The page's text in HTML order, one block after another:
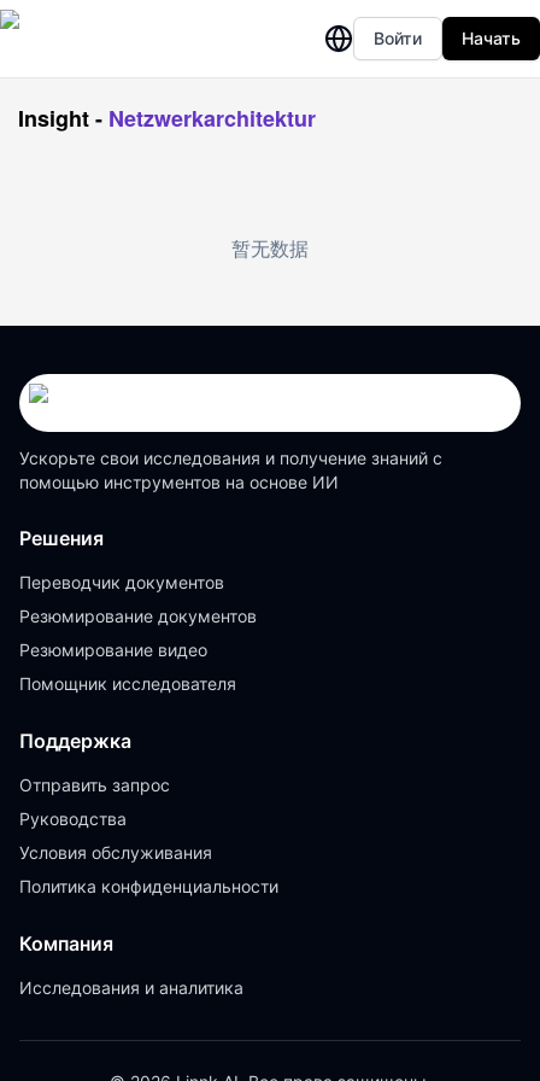
Войти Начать
Insight- Netzwerkarchitektur
暂无数据
Ускорьте свои исследования и получение знаний с
помощью инструментов на основе ИИ
Решения
Переводчик документов
Резюмирование документов
Резюмирование видео
Помощник исследователя
Поддержка
Отправить запрос
Руководства
Условия обслуживания
Политика конфиденциальности
Компания
Исследования и аналитика